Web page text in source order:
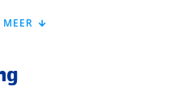
met telefoon, LCD- tv, gratis
MEER